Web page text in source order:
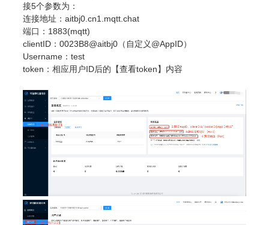
接5个参数为：
连接地址：aitbj0.cn1.mqtt.chat
端口：1883(mqtt)
clientID：0023B8@aitbj0（自定义@AppID）
Username：test
token：相应用户ID后的【查看token】内容